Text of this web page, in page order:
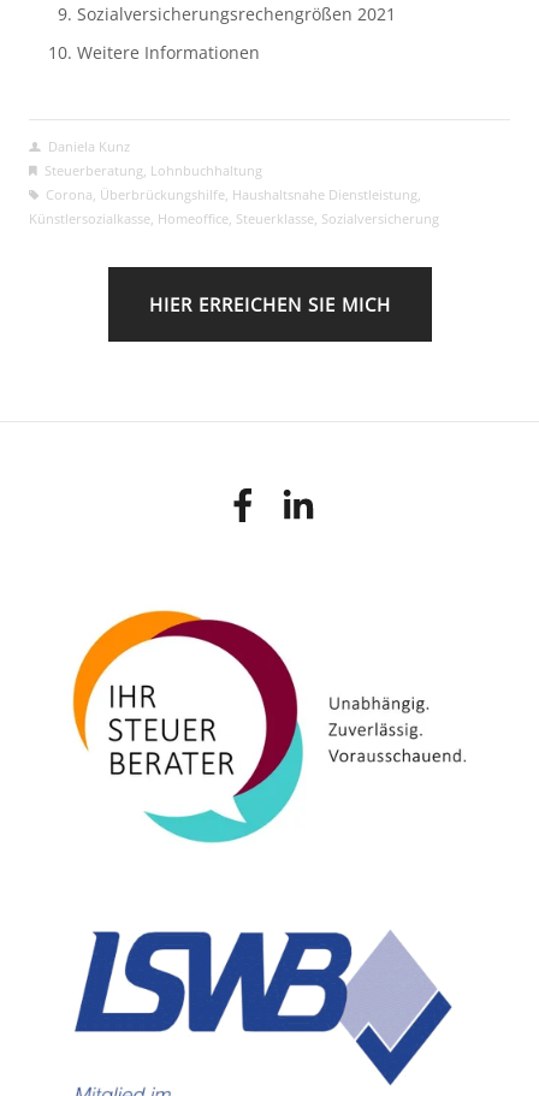
Sozialversicherungsrechengrößen 2021
Weitere Informationen
Daniela Kunz
Steuerberatung Lohnbuchhaltung
Corona Überbrückungshilfe, Haushaltsnahe Dienstleistung
Künstlersozialkasse Homeoffice Steuerklasse Sozialversicherung
HIER ERREICHEN SIE MICH